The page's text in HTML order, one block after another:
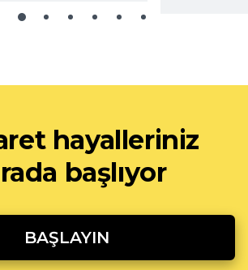
hayalleriniz
başlıyor
BAŞLAYIN